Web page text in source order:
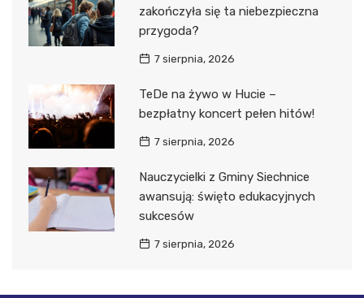
zakończyła się ta niebezpieczna
przygoda?
7 sierpnia, 2026
TeDe na żywo w Hucie –
bezpłatny koncert pełen hitów!
7 sierpnia, 2026
Nauczycielki z Gminy Siechnice
awansują: święto edukacyjnych
sukcesów
7 sierpnia, 2026